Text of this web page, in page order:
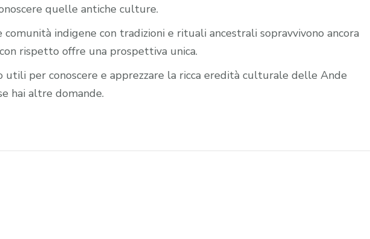
quelle antiche culture.
comunità indigene con tradizioni e rituali ancestrali sopravvivono ancora
rispetto offre una prospettiva unica.
utili per conoscere e apprezzare la ricca eredità culturale delle Ande
hai altre domande.